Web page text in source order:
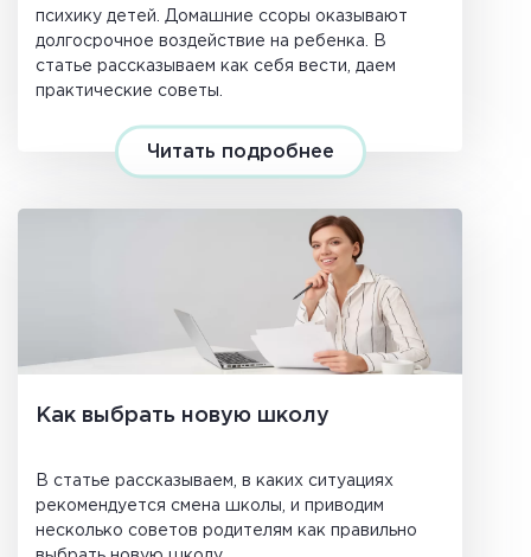
психику детей. Домашние ссоры оказывают
долгосрочное воздействие на ребенка. В
статье рассказываем как себя вести, даем
практические советы.
Читать подробнее
Как выбрать новую школу
В статье рассказываем, в каких ситуациях
рекомендуется смена школы, и приводим
несколько советов родителям как правильно